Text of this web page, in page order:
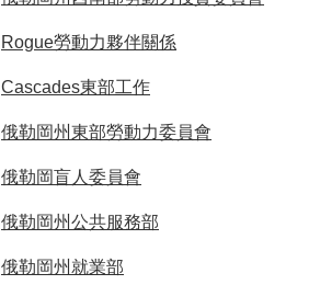
Rogue勞動力夥伴關係
Cascades東部工作
俄勒岡州東部勞動力委員會
俄勒岡盲人委員會
俄勒岡州公共服務部
俄勒岡州就業部